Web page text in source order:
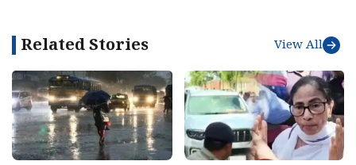
Related Stories View All